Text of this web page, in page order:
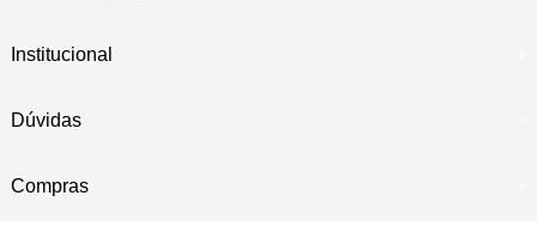
Institucional
Dúvidas
Compras